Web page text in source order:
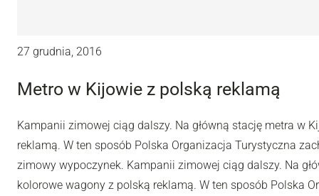
27 grudnia, 2016
Metro w Kijowie z polską reklamą
Kampanii zimowej ciąg dalszy. Na główną stację metra w
reklamą. W ten sposób Polska Organizacja Turystyczna
zimowy wypoczynek. Kampanii zimowej ciąg dalszy. Na
kolorowe wagony z polską reklamą. W ten sposób Polska